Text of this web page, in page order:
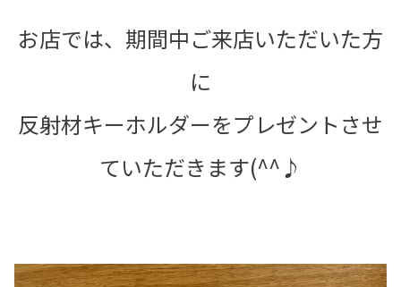
お店では、期間中ご来店いただいた方
に
反射材キーホルダーをプレゼントさせ
ていただきます(^^♪